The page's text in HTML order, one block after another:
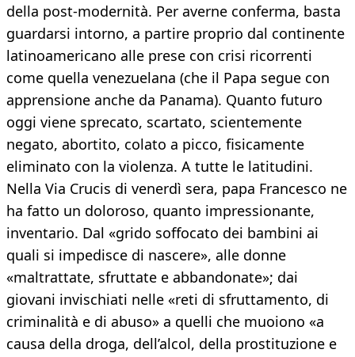
della post-modernità. Per averne conferma, basta
guardarsi intorno, a partire proprio dal continente
latinoamericano alle prese con crisi ricorrenti
come quella venezuelana (che il Papa segue con
apprensione anche da Panama). Quanto futuro
oggi viene sprecato, scartato, scientemente
negato, abortito, colato a picco, fisicamente
eliminato con la violenza. A tutte le latitudini.
Nella Via Crucis di venerdì sera, papa Francesco ne
ha fatto un doloroso, quanto impressionante,
inventario. Dal «grido soffocato dei bambini ai
quali si impedisce di nascere», alle donne
«maltrattate, sfruttate e abbandonate»; dai
giovani invischiati nelle «reti di sfruttamento, di
criminalità e di abuso» a quelli che muoiono «a
causa della droga, dell’alcol, della prostituzione e